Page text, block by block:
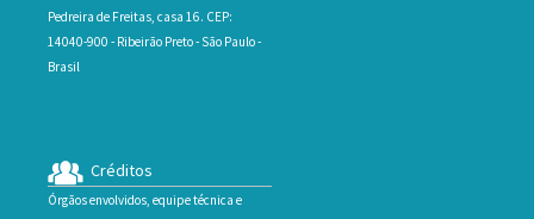
Pedreira de Freitas, casa 16. CEP:
14040-900 - Ribeirão Preto - São Paulo -
Brasil
Créditos
Órgãos envolvidos, equipe técnica e